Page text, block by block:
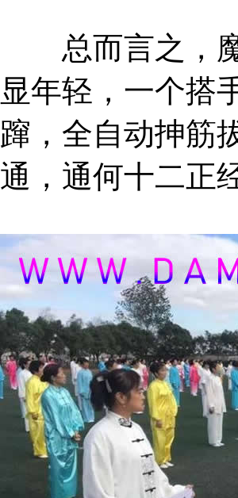
总而言之，魔
显年轻，一个搭
蹿，全自动抻筋
通，通何十二正